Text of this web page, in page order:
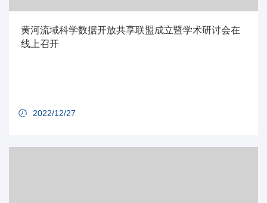
黄河流域科学数据开放共享联盟成立暨学术研讨会在
线上召开
2022/12/27